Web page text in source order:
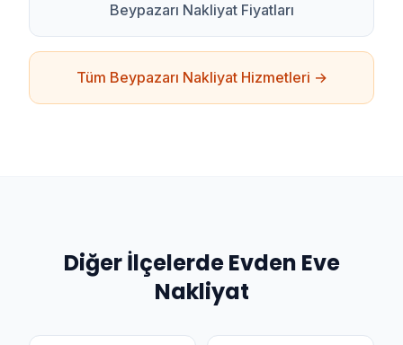
Beypazarı Nakliyat Fiyatları
Tüm Beypazarı Nakliyat Hizmetleri →
Diğer İlçelerdeEvden Eve
Nakliyat